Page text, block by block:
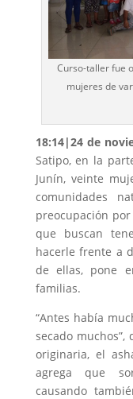
Curso-taller fue
mujeres de
18:14|24 de
Satipo, en la
Junín, veinte
comunidades
preocupación
que buscan
hacerle frente a
de ellas, pone
familias.
“Antes había
secado
originaria, el
agrega que
causando